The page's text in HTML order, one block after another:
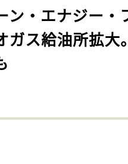
ン・エナジー・
ガス給油所拡大